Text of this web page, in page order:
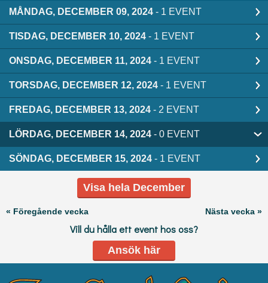
MÅNDAG, DECEMBER 09, 2024 - 1 EVENT
TISDAG, DECEMBER 10, 2024 - 1 EVENT
ONSDAG, DECEMBER 11, 2024 - 1 EVENT
TORSDAG, DECEMBER 12, 2024 - 1 EVENT
FREDAG, DECEMBER 13, 2024 - 2 EVENT
LÖRDAG, DECEMBER 14, 2024 - 0 EVENT
SÖNDAG, DECEMBER 15, 2024 - 1 EVENT
Visa hela December
« Föregående vecka Nästa vecka »
Vill du hålla ett event hos oss?
Ansök här